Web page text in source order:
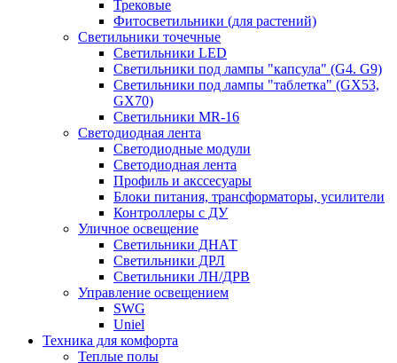
Трековые
Фитосветильники (для растений)
Светильники точечные
Светильники LED
Светильники под лампы "капсула" (G4. G9)
Светильники под лампы "таблетка" (GX53,
GX70)
Светильники MR-16
Светодиодная лента
Светодиодные модули
Светодиодная лента
Профиль и акссесуары
Блоки питания, трансформаторы, усилители
Контроллеры с ДУ
Уличное освещение
Светильники ДНАТ
Светильники ДРЛ
Светильники ЛН/ДРВ
Управление освещением
SWG
Uniel
Техника для комфорта
Теплые полы